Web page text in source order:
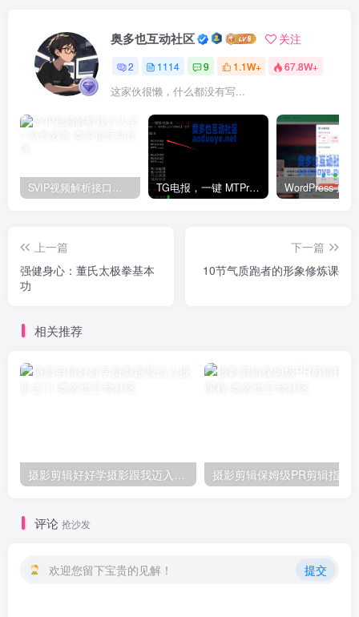
奥多也互动社区 关注
2 1114 9 1.1W+ 67.8W+
这家伙很懒，什么都没有写...
SVIP视频解析接口大全 – 站长必备 TG电报，一键 MTProxy 网络代理工具脚本
上一篇
强健身心：董氏太极拳基本
功
下一篇
10节气质跑者的形象修炼课
相关推荐
评论 抢沙发
欢迎您留下宝贵的见解！ 提交